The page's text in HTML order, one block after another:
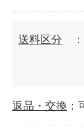
送料区分 ：
返品・交換 ：